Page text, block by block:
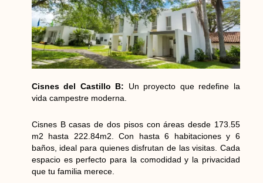
Cisnes del Castillo B: Un proyecto que redefine la
vida campestre moderna.
Cisnes B casas de dos pisos con áreas desde 173.55
m2 hasta 222.84m2. Con hasta 6 habitaciones y 6
baños, ideal para quienes disfrutan de las visitas. Cada
espacio es perfecto para la comodidad y la privacidad
que tu familia merece.